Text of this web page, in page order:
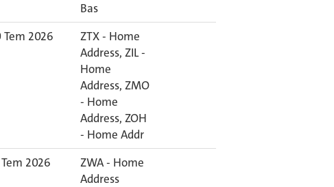
Bas
Tem 2026
ZTX - Home
Address, ZIL -
Home
Address, ZMO
- Home
Address, ZOH
- Home Addr
Tem 2026
ZWA - Home
Address